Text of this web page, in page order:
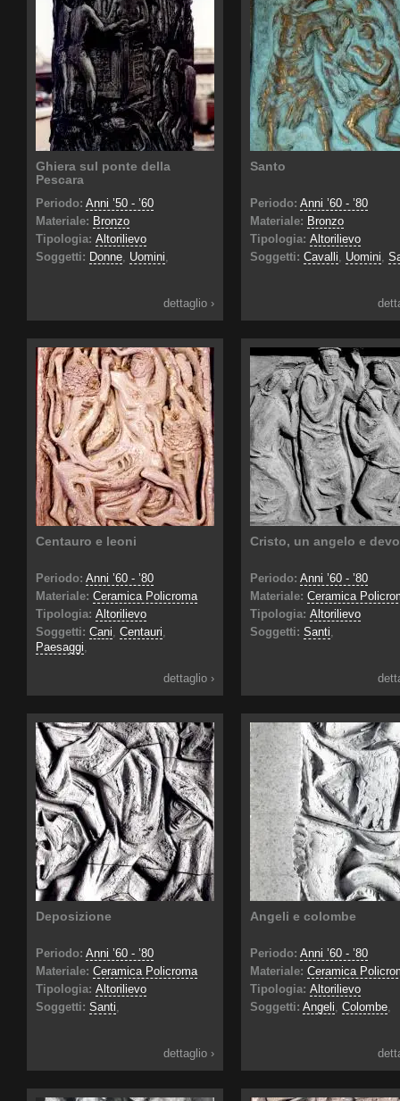
Ghiera sul ponte della
Pescara
Periodo: Anni ’50 - ’60
Materiale: Bronzo
Tipologia: Altorilievo
Soggetti: Donne, Uomini
dettaglio ›
Santo
Periodo: Anni ’60 - ’80
Materiale: Bronzo
Tipologia: Altorilievo
Soggetti: Cavalli Uomini
Centauro e leoni
Periodo: Anni ’60 - ’80
Materiale: Ceramica Policroma
Tipologia: Altorilievo
Soggetti: Cani Centauri
Paesaggi
dettaglio ›
Cristo, un angelo e
Periodo: Anni ’60 - ’80
Materiale: Ceramica
Tipologia: Altorilievo
Soggetti: Santi
Deposizione
Periodo: Anni ’60 - ’80
Materiale: Ceramica Policroma
Tipologia: Altorilievo
Soggetti: Santi
dettaglio ›
Angeli e colombe
Periodo: Anni ’60 - ’80
Materiale: Ceramica
Tipologia: Altorilievo
Soggetti: Angeli Colombe,